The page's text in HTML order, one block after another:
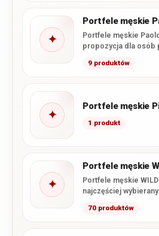
✦
Portfele męskie
Portfele męskie
propozycja dla osób
funkcjonalnego
9 produktów
✦
Portfele męskie
1 produkt
✦
Portfele męskie
Portfele męskie
najczęściej
70 produktów